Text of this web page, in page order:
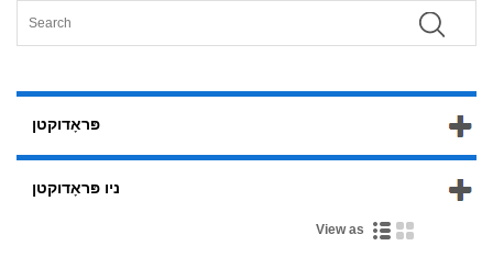
פּראָדוקטן
ניו פּראָדוקטן
View as